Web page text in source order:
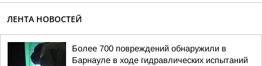
ЛЕНТА НОВОСТЕЙ
Более 700 повреждений обнаружили в
Барнауле в ходе гидравлических испытаний